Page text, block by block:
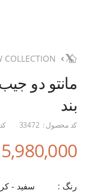
COLLECTION
مانتو دو
بند
کد محصول : 33472
5,980,000 ریال
رنگ : سفید -